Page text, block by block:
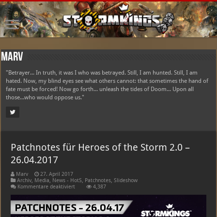
Marv
"Betrayer... In truth, it was I who was betrayed. Still, I am hunted. Still, I am
hated. Now, my blind eyes see what others cannot: that sometimes the hand of
fate must be forced! Now go forth... unleash the tides of Doom... Upon all
those...who would oppose us."
Patchnotes für Heroes of the Storm 2.0 –
26.04.2017
Marv
27. April 2017
Archiv, Media, News - HotS, Patchnotes,Slideshow
Kommentare deaktiviertfür
für
Heroes
of
4,387